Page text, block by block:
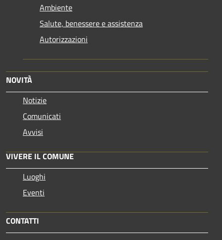
Ambiente
Salute, benessere e assistenza
Autorizzazioni
NOVITÀ
Notizie
Comunicati
Avvisi
VIVERE IL COMUNE
Luoghi
Eventi
CONTATTI